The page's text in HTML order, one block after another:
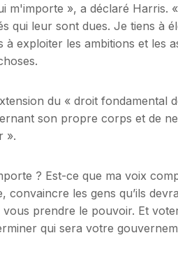
m'importe », a déclaré Harris.
qui leur sont dues. Je tiens à
exploiter les ambitions et les
du « droit fondamental
son propre corps et de
».
? Est-ce que ma voix
convaincre les gens qu’ils
prendre le pouvoir. Et
qui sera votre